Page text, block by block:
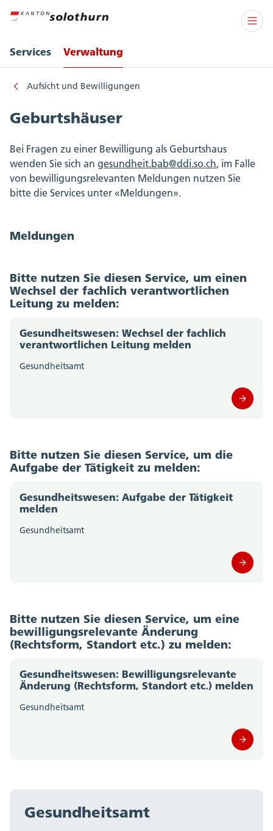
Services Verwaltung
Aufsicht und Bewilligungen
Geburtshäuser
Bei Fragen zu einer Bewilligung als Geburtshaus
wenden Sie sich an gesundheit.bab@ddi.so.ch, im Falle
von bewilligungsrelevanten Meldungen nutzen Sie
bitte die Services unter «Meldungen».
Meldungen
Bitte nutzen Sie diesen Service, um einen
Wechsel der fachlich verantwortlichen
Leitung zu melden:
Gesundheitswesen: Wechsel der fachlich
verantwortlichen Leitung melden
Gesundheitsamt
Bitte nutzen Sie diesen Service, um die
Aufgabe der Tätigkeit zu melden:
Gesundheitswesen: Aufgabe der Tätigkeit
melden
Gesundheitsamt
Bitte nutzen Sie diesen Service, um eine
bewilligungsrelevante Änderung
(Rechtsform, Standort etc.) zu melden:
Gesundheitswesen: Bewilligungsrelevante
Änderung (Rechtsform, Standort etc.) melden
Gesundheitsamt
Gesundheitsamt